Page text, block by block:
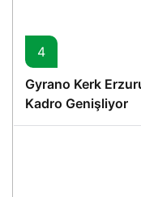
4
Gyrano Kerk
Kadro Genişliyor